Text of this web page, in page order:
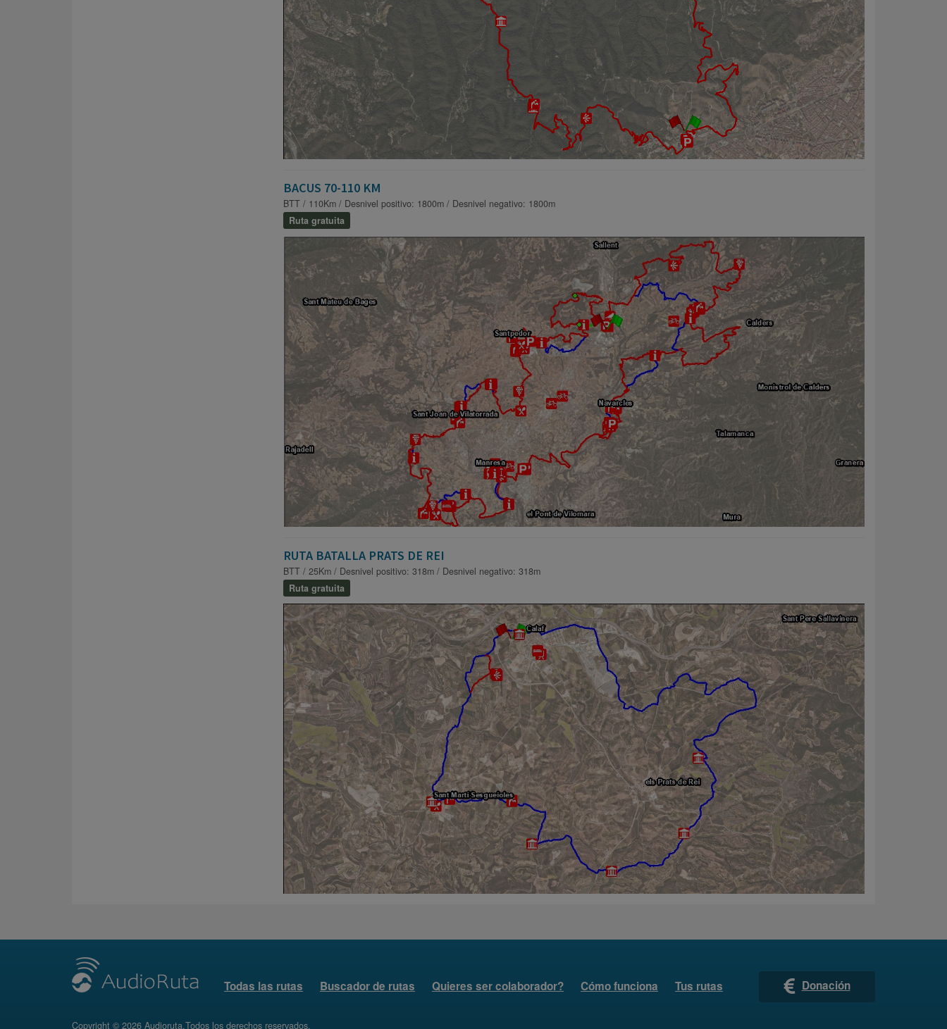
BACUS 70-110 KM
BTT / 110Km / Desnivel positivo: 1800m / Desnivel negativo: 1800m
Ruta gratuita
RUTA BATALLA PRATS DE REI
BTT / 25Km / Desnivel positivo: 318m / Desnivel negativo: 318m
Ruta gratuita
Todas las rutas Buscador de rutas Quieres ser colaborador? Cómo funciona Tus rutas Donación
Copyright © 2026 Audioruta.Todos los derechos reservados.